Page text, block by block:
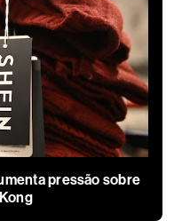
pressão sobre